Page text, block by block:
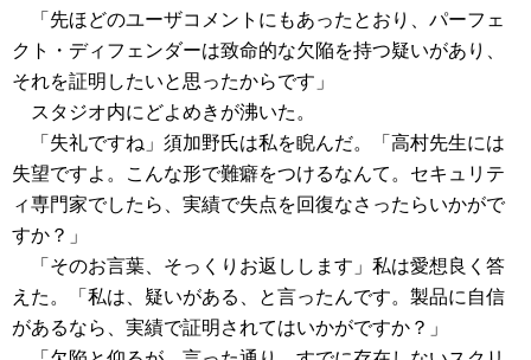
「先ほどのユーザコメントにもあったとおり、パーフェ
クト・ディフェンダーは致命的な欠陥を持つ疑いがあり、
それを証明したいと思ったからです」
スタジオ内にどよめきが沸いた。
「失礼ですね」須加野氏は私を睨んだ。「高村先生には
失望ですよ。こんな形で難癖をつけるなんて。セキュリテ
ィ専門家でしたら、実績で失点を回復なさったらいかがで
すか？」
「そのお言葉、そっくりお返しします」私は愛想良く答
えた。「私は、疑いがある、と言ったんです。製品に自信
があるなら、実績で証明されてはいかがですか？」